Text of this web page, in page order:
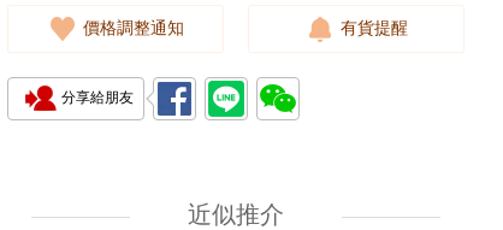
價格調整通知 有貨提醒
分享給朋友
近似推介
18KW 4.50 GM (Head 6.5mm)
3,764.00